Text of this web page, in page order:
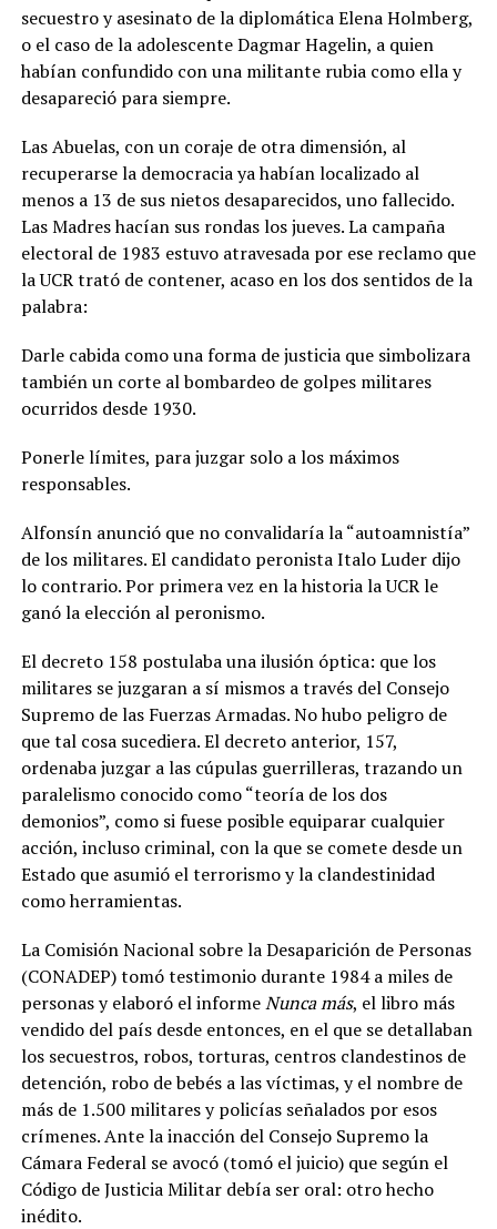
secuestro y asesinato de la diplomática Elena Holmberg,
o el caso de la adolescente Dagmar Hagelin, a quien
habían confundido con una militante rubia como ella y
desapareció para siempre.
Las Abuelas, con un coraje de otra dimensión, al
recuperarse la democracia ya habían localizado al
menos a 13 de sus nietos desaparecidos, uno fallecido.
Las Madres hacían sus rondas los jueves. La campaña
electoral de 1983 estuvo atravesada por ese reclamo que
la UCR trató de contener, acaso en los dos sentidos de la
palabra:
Darle cabida como una forma de justicia que simbolizara
también un corte al bombardeo de golpes militares
ocurridos desde 1930.
Ponerle límites, para juzgar solo a los máximos
responsables.
Alfonsín anunció que no convalidaría la “autoamnistía”
de los militares. El candidato peronista Italo Luder dijo
lo contrario. Por primera vez en la historia la UCR le
ganó la elección al peronismo.
El decreto 158 postulaba una ilusión óptica: que los
militares se juzgaran a sí mismos a través del Consejo
Supremo de las Fuerzas Armadas. No hubo peligro de
que tal cosa sucediera. El decreto anterior, 157,
ordenaba juzgar a las cúpulas guerrilleras, trazando un
paralelismo conocido como “teoría de los dos
demonios”, como si fuese posible equiparar cualquier
acción, incluso criminal, con la que se comete desde un
Estado que asumió el terrorismo y la clandestinidad
como herramientas.
La Comisión Nacional sobre la Desaparición de Personas
(CONADEP) tomó testimonio durante 1984 a miles de
personas y elaboró el informeNunca más, el libro más
vendido del país desde entonces, en el que se detallaban
los secuestros, robos, torturas, centros clandestinos de
detención, robo de bebés a las víctimas, y el nombre de
más de 1.500 militares y policías señalados por esos
crímenes. Ante la inacción del Consejo Supremo la
Cámara Federal se avocó (tomó el juicio) que según el
Código de Justicia Militar debía ser oral: otro hecho
inédito.